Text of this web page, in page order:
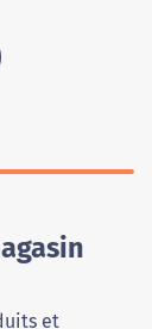
et